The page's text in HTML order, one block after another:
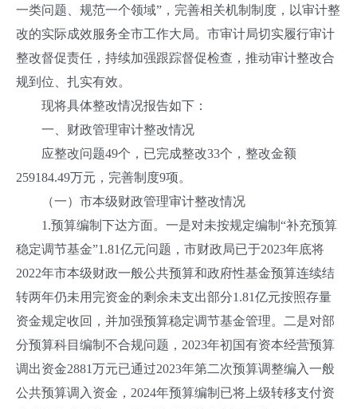
一类问题、规范一个领域”，完善相关机制制度，以审计整
改的实际成效服务全市工作大局。市审计局切实履行审计
整改督促责任，持续加强跟踪督促检查，推动审计整改合
规到位、扎实有效。
现将具体整改情况报告如下：
一、财政管理审计整改情况
应整改问题49个，已完成整改33个，整改金额
259184.49万元，完善制度9项。
（一）市本级财政管理审计整改情况
1.预算编制下达方面。一是对未按规定编制“补充预算
稳定调节基金”1.81亿元问题，市财政局已于2023年底将
2022年市本级财政一般公共预算和政府性基金预算连续结
转两年仍未用完资金的剩余未支出部分1.81亿元按照存量
资金规定收回，并加强预算稳定调节基金管理。二是对部
分预算科目编制不合规问题，2023年初国有资本经营预算
调出资金2881万元已通过2023年第二次预算调整编入一般
公共预算调入资金，2024年预算编制已将上级转移支付资